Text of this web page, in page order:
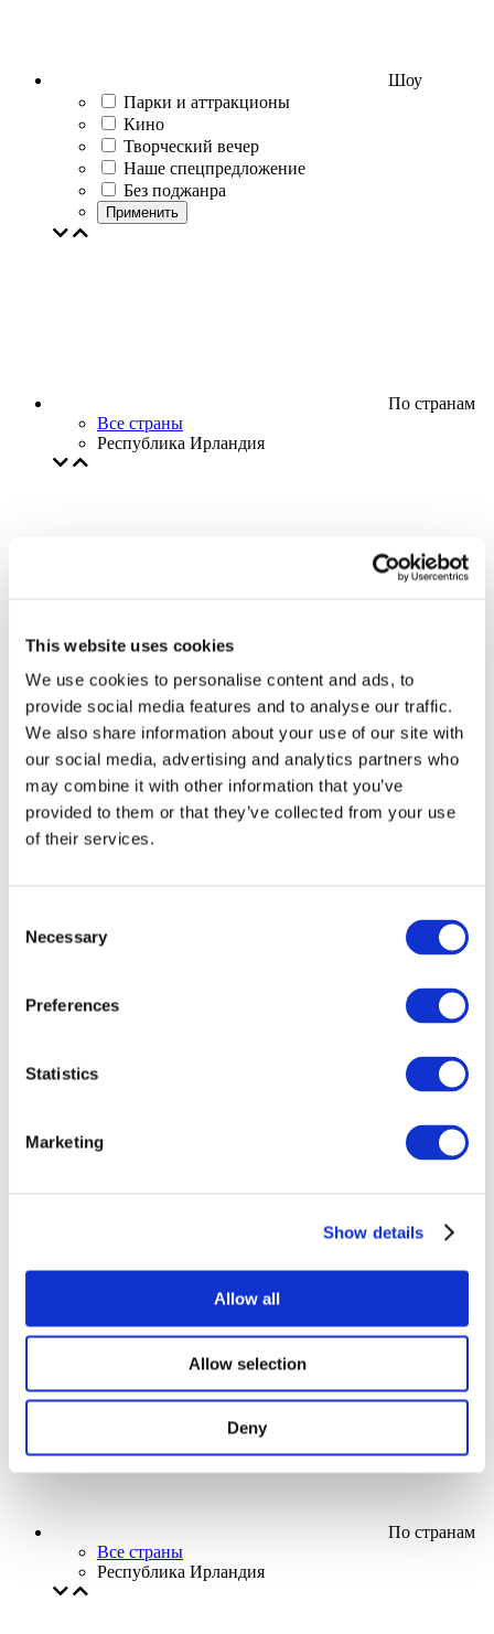
This website uses cookies
We use cookies to personalise content and ads, to
provide social media features and to analyse our traffic.
We also share information about your use of our site with
our social media, advertising and analytics partners who
may combine it with other information that you’ve
provided to them or that they’ve collected from your use
of their services.
Selection
Necessary
Preferences
Statistics
Marketing
Show details
Allow all
Allow selection
Deny
Шоу
Парки и аттракционы
Кино
Творческий вечер
Наше спецпредложение
Без поджанра
Применить
По странам
Все страны
Республика Ирландия
Творческий вечер
Наше спецпредложение
Применить
По странам
Все страны
Республика Ирландия